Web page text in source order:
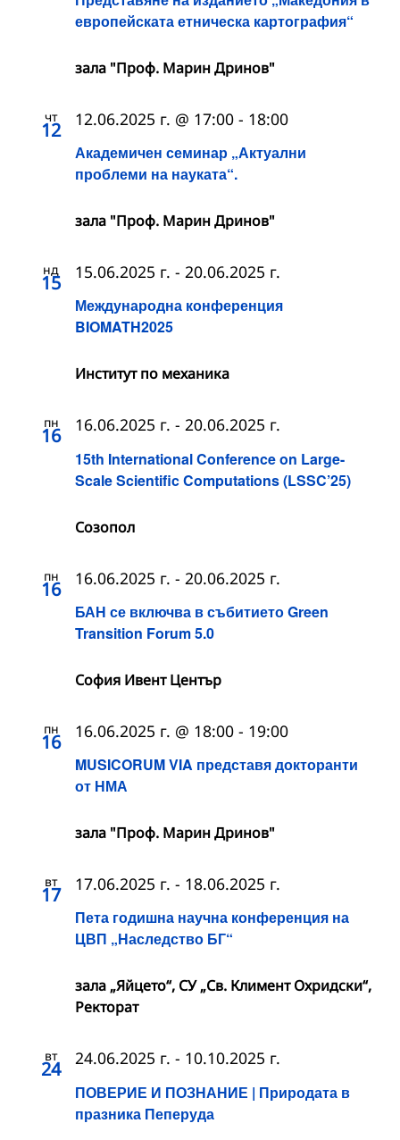
европейската етническа картография“
зала "Проф. Марин Дринов"
чт
12
Академичен семинар „Актуални
проблеми на науката“.
12.06.2025 г. @ 17:00 - 18:00
зала "Проф. Марин Дринов"
нд
15
Международна конференция
BIOMATH2025
15.06.2025 г. - 20.06.2025 г.
Институт по механика
пн
16
15th International Conference on Large-
Scale Scientific Computations (LSSC’25)
16.06.2025 г. - 20.06.2025 г.
Созопол
пн
16
БАН се включва в събитието Green
Transition Forum 5.0
16.06.2025 г. - 20.06.2025 г.
София Ивент Център
пн
16
MUSICORUM VIA представя докторанти
от НМА
16.06.2025 г. @ 18:00 - 19:00
зала "Проф. Марин Дринов"
вт
17
Пета годишна научна конференция на
ЦВП „Наследство БГ“
17.06.2025 г. - 18.06.2025 г.
зала „Яйцето“, СУ „Св. Климент Охридски“,
Ректорат
вт
24
ПОВЕРИЕ И ПОЗНАНИЕ | Природата в
празника Пеперуда
24.06.2025 г. - 10.10.2025 г.